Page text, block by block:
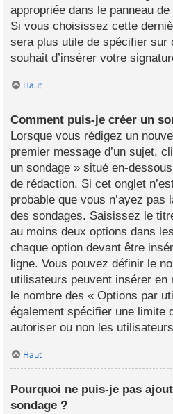
appropriée dans le panneau
Si vous choisissez cette
sera plus utile de spécifier sur
souhait d’insérer votre
Haut
Comment puis-je créer un
Lorsque vous rédigez un
premier message d’un sujet,
un sondage » situé en-
de rédaction. Si cet onglet
probable que vous n’ayez
des sondages. Saisissez le
au moins deux options dans
chaque option devant être
ligne. Vous pouvez définir le
utilisateurs peuvent insérer en
le nombre des « Options par
également spécifier une limite
autoriser ou non les
Haut
Pourquoi ne puis-je pas
sondage ?